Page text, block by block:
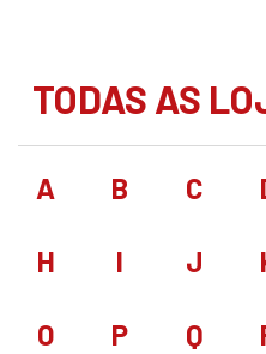
TODAS AS
A B C
H I J
O P Q